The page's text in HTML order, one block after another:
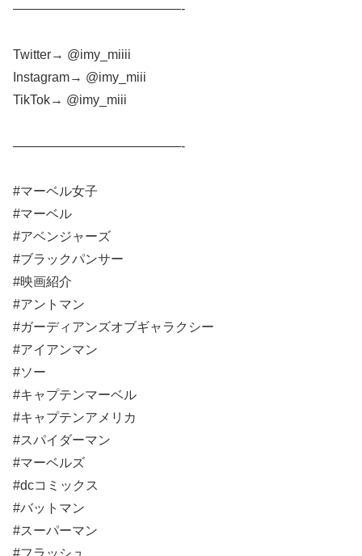
—————————————-
Twitter→ @imy_miiii
Instagram→ @imy_miii
TikTok→ @imy_miii
—————————————-
#マーベル女子
#マーベル
#アベンジャーズ
#ブラックパンサー
#映画紹介
#アントマン
#ガーディアンズオブギャラクシー
#アイアンマン
#ソー
#キャプテンマーベル
#キャプテンアメリカ
#スパイダーマン
#マーベルズ
#dcコミックス
#バットマン
#スーパーマン